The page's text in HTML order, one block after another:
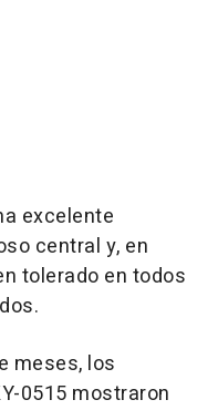
excelente
central y, en
tolerado en todos
meses, los
0515 mostraron